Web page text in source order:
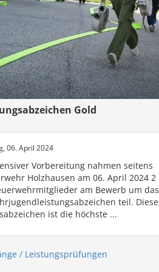
Gold
06. April 2024
Vorbereitung nahmen seitens
Holzhausen am 06. April 2024 2
am Bewerb um das
teil.
ist die höchste ...
/ Leistungsprüfungen